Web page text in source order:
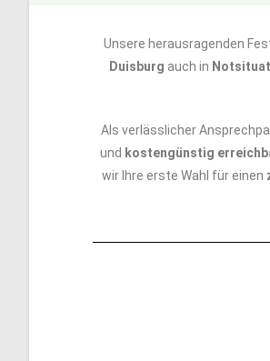
Unsere herausragenden
Duisburg auch in
Als verlässlicher
und kostengünstig
wir Ihre erste Wahl für einen